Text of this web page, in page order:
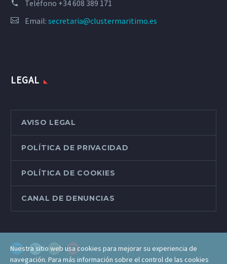
Teléfono +34 608 389 171
Email: secretaria@clustermaritimo.es
LEGAL
AVISO LEGAL
POLÍTICA DE PRIVACIDAD
POLÍTICA DE COOKIES
CANAL DE DENUNCIAS
Nuestra sitio web usa cookies para mejorar su experiencia de
navegación. Para más información sobre el control de las cookies